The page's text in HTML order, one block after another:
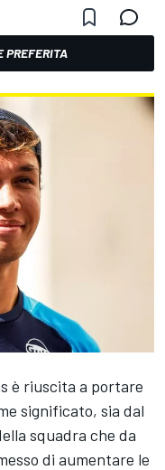
PREFERITA
è riuscita a portare
significato, sia dal
squadra che da
di aumentare le